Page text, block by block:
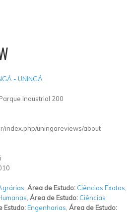
- UNINGÁ
Industrial 200
index.php/uningareviews/about
Área de Estudo: Ciências Exatas
Área de Estudo: Ciências
Estudo:Engenharias Área de Estudo: